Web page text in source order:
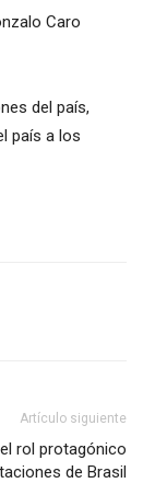
Caro
del país,
país a los
Artículo siguiente
rol protagónico
de Brasil